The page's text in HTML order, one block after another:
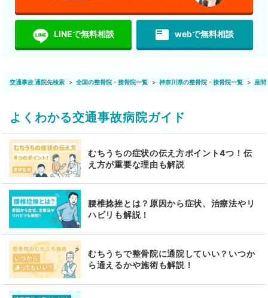
LINEで無料相談 featured_play_list webで無料相談
交通事故 通院先検索 全国の整骨院・接骨院一覧 神奈川県の整骨院・接骨院一覧 座間
よくわかる交通事故病院ガイド
むちうちの症状の伝え方ポイント4つ！伝
え方が重要な理由も解説
腰椎捻挫とは？原因から症状、治療法やリ
ハビリも解説！
むちうちで整骨院に通院していい？いつか
ら通えるかや施術も解説！